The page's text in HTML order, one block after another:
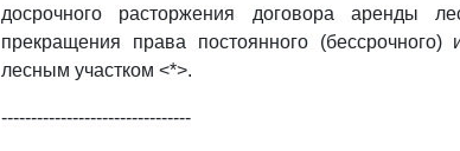
досрочного расторжения договора аренды
прекращения права постоянного (бессрочного)
лесным участком <*>.
--------------------------------